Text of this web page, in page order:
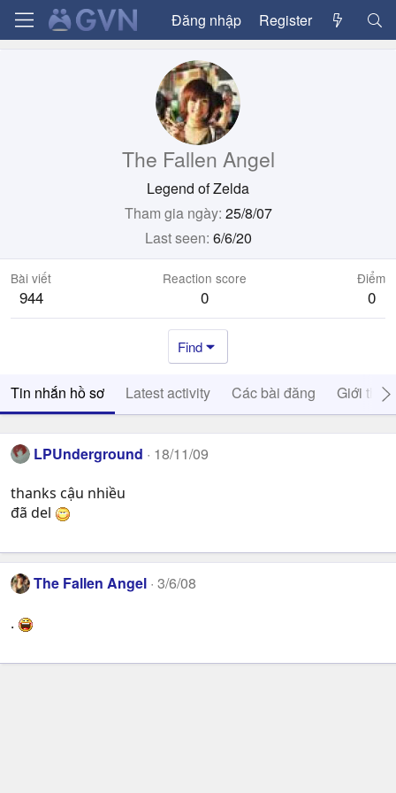
Đăng nhập Register
The Fallen Angel
Legend of Zelda
Tham gia ngày 25/8/07
Last seen 6/6/20
Bài viết
944
Reaction score
0
Điểm
0
Find
Tin nhắn hồ sơ Latest activity Các bài đăng Giới thiệu
LPUnderground 18/11/09
thanks cậu nhiều
đã del
The Fallen Angel 3/6/08
.